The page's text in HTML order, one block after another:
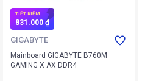
TIẾT KIỆM
831.000 ₫
GIGABYTE
Mainboard GIGABYTE B760M
GAMING X AX DDR4